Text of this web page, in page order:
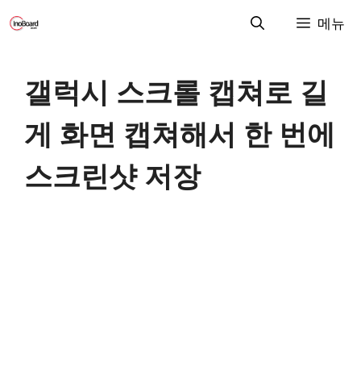
텐
메뉴
갤럭시 스크롤 캡쳐로 길
게 화면 캡쳐해서 한 번에
스크린샷 저장